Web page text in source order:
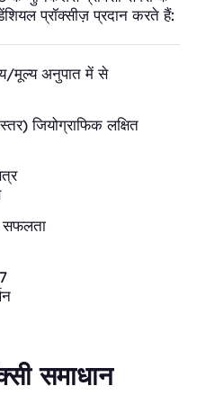
प्रॉक्सीज़ प्रदान करते हैं:
मूल्य अनुपात में से
जियोग्राफिक लक्षित
सफलता
समाधान